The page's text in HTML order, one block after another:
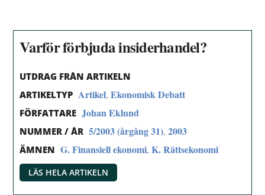
Varför förbjuda insiderhandel?
UTDRAG FRÅN ARTIKELN
ARTIKELTYP Artikel,Ekonomisk Debatt
FÖRFATTARE Johan Eklund
NUMMER / ÅR 5/2003 (årgång 31),2003
ÄMNEN G. Finansiell ekonomi,K. Rättsekonomi
LÄS HELA ARTIKELN